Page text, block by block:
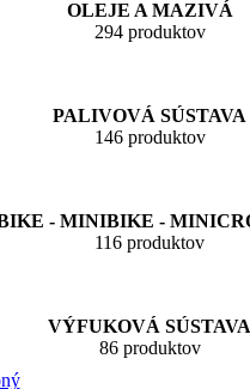
OLEJE A MAZIVÁ
294 produktov
PALIVOVÁ SÚSTAVA
146 produktov
- MINIBIKE -
116 produktov
VÝFUKOVÁ SÚSTAVA
86 produktov